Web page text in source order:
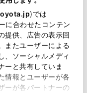
)では
に合わせたコンテン
提供、広告の表示回
またユーザーによる
、ソーシャルメディ
ーと共有していま
情報とユーザーが各
ーが各パートナーの